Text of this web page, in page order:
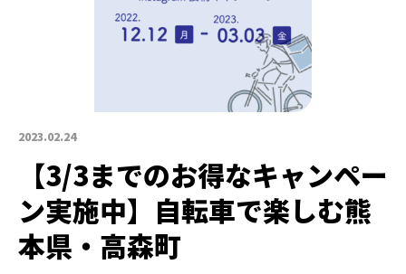
2023.02.24
【3/3までのお得なキャンペー
ン実施中】自転車で楽しむ熊
本県・高森町